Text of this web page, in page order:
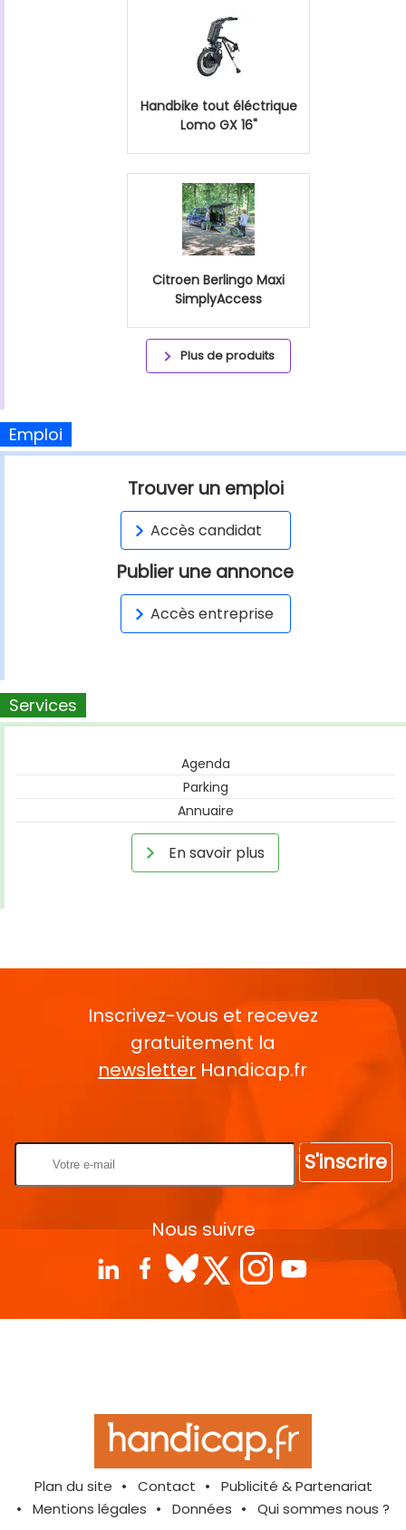
Handbike tout éléctrique
Lomo GX 16"
Citroen Berlingo Maxi
SimplyAccess
Plus de produits
Emploi
Trouver un emploi
Accès candidat
Publier une annonce
Accès entreprise
Services
Agenda
Parking
Annuaire
En savoir plus
Inscrivez-vous et recevez
gratuitement la
newsletter Handicap.fr
S'inscrire
Nous suivre
Plan du site Contact
Publicité & Partenariat
Mentions légales
Données Qui sommes nous ?